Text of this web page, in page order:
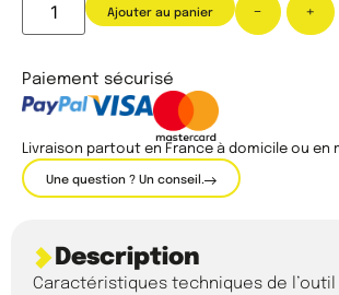
- +
Ajouter au panier
Paiement sécurisé
Livraison partout en France à domicile ou en
Une question ? Un conseil.
Description
Caractéristiques techniques de l’outil